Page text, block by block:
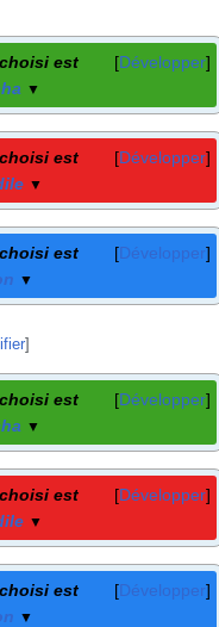
Développer
choisi est
▼
Développer
choisi est
▼
Développer
choisi est
▼
]
Développer
choisi est
▼
Développer
choisi est
▼
Développer
choisi est
▼